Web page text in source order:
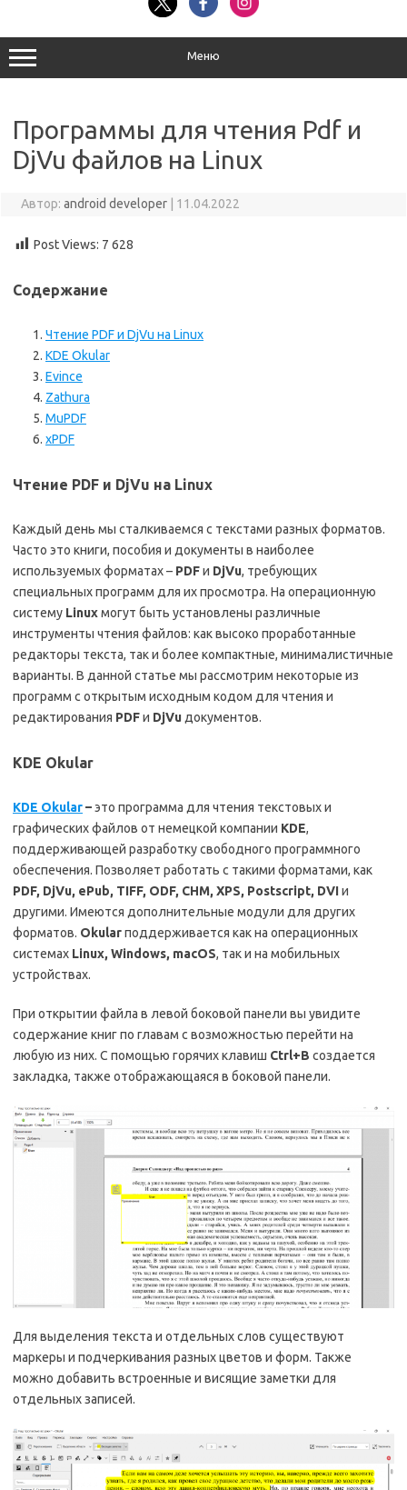
Меню
Программы для чтения Pdf и
DjVu файлов на Linux
Автор: android developer 11.04.2022
Post Views: 7 628
Содержание
Чтение PDF и DjVu на Linux
KDE Okular
Evince
Zathura
MuPDF
xPDF
Чтение PDF и DjVu на Linux
Каждый день мы сталкиваемся с текстами разных форматов.
Часто это книги, пособия и документы в наиболее
используемых форматах – PDFи DjVu, требующих
специальных программ для их просмотра. На операционную
систему Linuxмогут быть установлены различные
инструменты чтения файлов: как высоко проработанные
редакторы текста, так и более компактные, минималистичные
варианты. В данной статье мы рассмотрим некоторые из
программ с открытым исходным кодом для чтения и
редактирования PDFи DjVu документов.
KDE Okular
KDE Okular–это программа для чтения текстовых и
графических файлов от немецкой компании KDE,
поддерживающей разработку свободного программного
обеспечения. Позволяет работать с такими форматами, как
PDF, DjVu, ePub, TIFF, ODF, CHM, XPS, Postscript, DVIи
другими. Имеются дополнительные модули для других
форматов. Okularподдерживается как на операционных
системах Linux, Windows, macOS, так и на мобильных
устройствах.
При открытии файла в левой боковой панели вы увидите
содержание книг по главам с возможностью перейти на
любую из них. С помощью горячих клавиш Ctrl+B создается
закладка, также отображающаяся в боковой панели.
Для выделения текста и отдельных слов существуют
маркеры и подчеркивания разных цветов и форм. Также
можно добавить встроенные и висящие заметки для
отдельных записей.